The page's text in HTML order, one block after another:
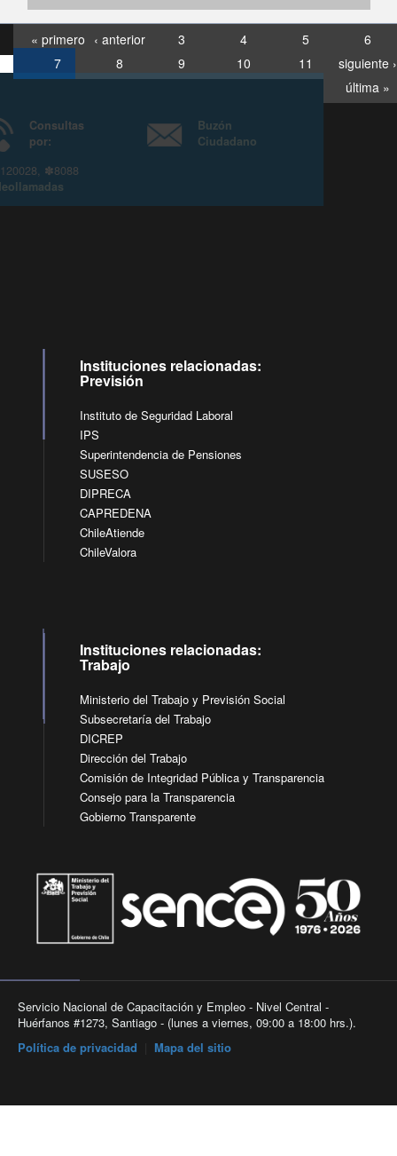
« primero ‹ anterior 3 4 5
6
7
8 9 10 11
siguiente ›
última »
6007120028, ✽8088
yVideollamadas
Instituciones relacionadas:
Previsión
Instituto de Seguridad Laboral
IPS
Superintendencia de Pensiones
SUSESO
DIPRECA
CAPREDENA
ChileAtiende
ChileValora
Instituciones relacionadas:
Trabajo
Ministerio del Trabajo y Previsión Social
Subsecretaría del Trabajo
DICREP
Dirección del Trabajo
Comisión de Integridad Pública y Transparencia
Consejo para la Transparencia
Gobierno Transparente
Servicio Nacional de Capacitación y Empleo - Nivel Central -
Huérfanos #1273, Santiago - (lunes a viernes, 09:00 a 18:00 hrs.).
Política de privacidad
Mapa del sitio